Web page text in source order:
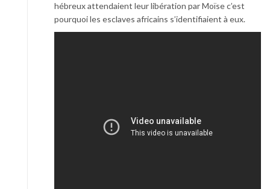
hébreux attendaient leur libération par Moïse c’est
pourquoi les esclaves africains s’identifiaient à eux.